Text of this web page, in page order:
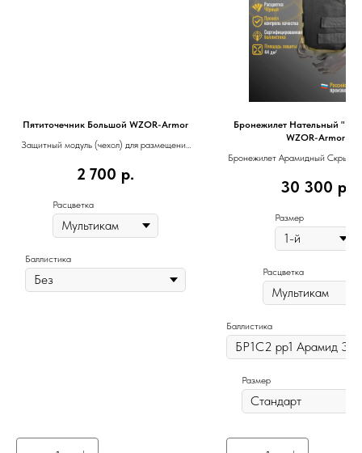
Пятиточечник Большой WZOR-Armor
Защитный модуль (чехол) для размещения
2 700 р.
Расцветка
Баллистика
Бронежилет Нательный
WZOR-Armor
Бронежилет Арамидный
30 300 р.
Размер
Расцветка
Баллистика
Размер